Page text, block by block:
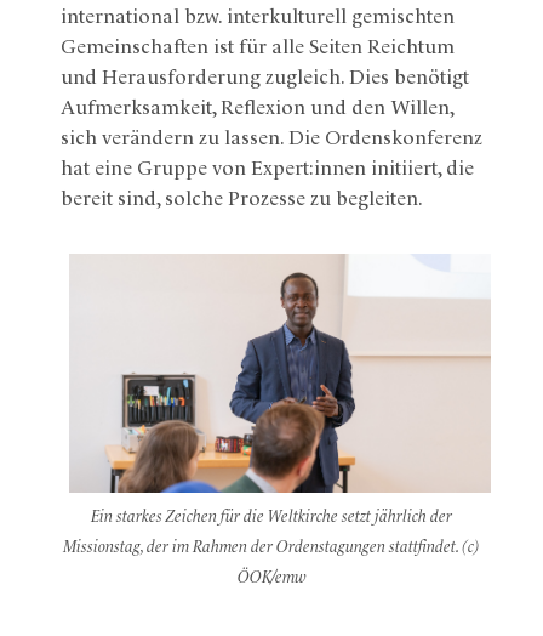
international bzw. interkulturell gemischten
Gemeinschaften ist für alle Seiten Reichtum
und Herausforderung zugleich. Dies benötigt
Aufmerksamkeit, Reflexion und den Willen,
sich verändern zu lassen. Die Ordenskonferenz
hat eine Gruppe von Expert:innen initiiert, die
bereit sind, solche Prozesse zu begleiten.
Ein starkes Zeichen für die Weltkirche setzt jährlich der
Missionstag, der im Rahmen der Ordenstagungen stattfindet. (c)
ÖOK/emw